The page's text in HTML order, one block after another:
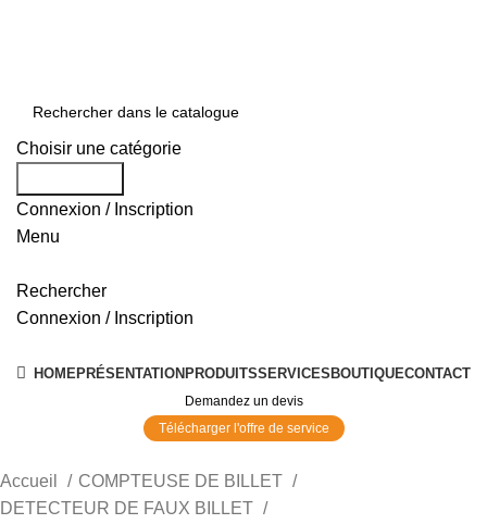
Choisir une catégorie
Connexion / Inscription
Menu
Rechercher
Connexion / Inscription
HOMEPRÉSENTATIONPRODUITSSERVICESBOUTIQUECONTACT
Demandez un devis
Télécharger l'offre de service
Accueil
COMPTEUSE DE BILLET
DETECTEUR DE FAUX BILLET